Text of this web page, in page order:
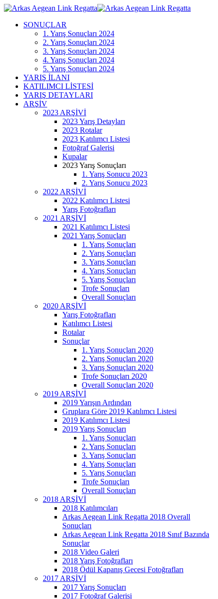
SONUÇLAR
1. Yarış Sonuçları 2024
2. Yarış Sonuçları 2024
3. Yarış Sonuçları 2024
4. Yarış Sonuçları 2024
5. Yarış Sonuçları 2024
YARIŞ İLANI
KATILIMCI LİSTESİ
YARIŞ DETAYLARI
ARŞİV
2023 ARŞİVİ
2023 Yarış Detayları
2023 Rotalar
2023 Katılımcı Listesi
Fotoğraf Galerisi
Kupalar
2023 Yarış Sonuçları
1. Yarış Sonucu 2023
2. Yarış Sonucu 2023
2022 ARŞİVİ
2022 Katılımcı Listesi
Yarış Fotoğrafları
2021 ARŞİVİ
2021 Katılımcı Listesi
2021 Yarış Sonuçları
1. Yarış Sonuçları
2. Yarış Sonuçları
3. Yarış Sonuçları
4. Yarış Sonuçları
5. Yarış Sonuçları
Trofe Sonuçları
Overall Sonuçları
2020 ARŞİVİ
Yarış Fotoğrafları
Katılımcı Listesi
Rotalar
Sonuçlar
1. Yarış Sonuçları 2020
2. Yarış Sonuçları 2020
3. Yarış Sonuçları 2020
Trofe Sonuçları 2020
Overall Sonuçları 2020
2019 ARŞİVİ
2019 Yarışın Ardından
Gruplara Göre 2019 Katılımcı Listesi
2019 Katılımcı Listesi
2019 Yarış Sonuçları
1. Yarış Sonuçları
2. Yarış Sonuçları
3. Yarış Sonuçları
4. Yarış Sonuçları
5. Yarış Sonuçları
Trofe Sonuçları
Overall Sonuçları
2018 ARŞİVİ
2018 Katılımcıları
Arkas Aegean Link Regatta 2018 Overall
Sonuçları
Arkas Aegean Link Regatta 2018 Sınıf Bazında
Sonuçlar
2018 Video Galeri
2018 Yarış Fotoğrafları
2018 Ödül Kapanış Gecesi Fotoğrafları
2017 ARŞİVİ
2017 Yarış Sonuçları
2017 Fotoğraf Galerisi